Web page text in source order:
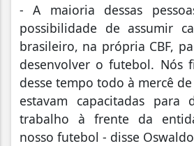
- A maioria dessas
possibilidade de assumir
brasileiro, na própria CBF,
desenvolver o futebol. Nós
desse tempo todo à mercê
estavam capacitadas para
trabalho à frente da
nosso futebol - disse